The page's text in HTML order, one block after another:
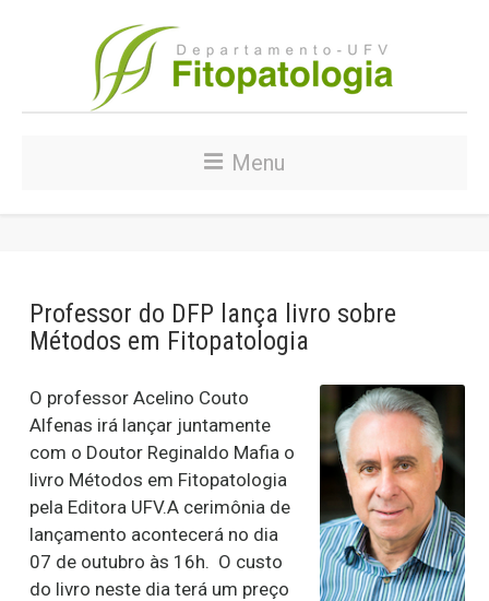
Menu
Professor do DFP lança livro sobre
Métodos em Fitopatologia
O professor Acelino Couto
Alfenas irá lançar juntamente
com o Doutor Reginaldo Mafia o
livro Métodos em Fitopatologia
pela Editora UFV.A cerimônia de
lançamento acontecerá no dia
07 de outubro às 16h. O custo
do livro neste dia terá um preço